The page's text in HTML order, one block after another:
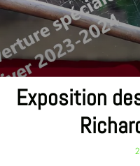
Exposition